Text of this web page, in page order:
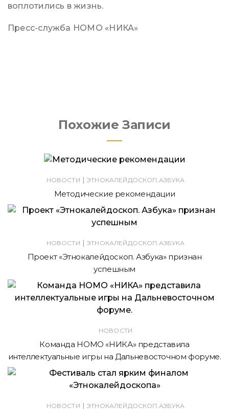
воплотились в жизнь.
Пресс-служба НОМО «НИКА»
Похожие Записи
НОВОСТИ | ЭТНОКАЛЕЙДОСКОП.АЗБУКА
Методические рекомендации
НОВОСТИ | ЭТНОКАЛЕЙДОСКОП.АЗБУКА
Проект «Этнокалейдоскоп. Азбука» признан
успешным
НОВОСТИ
Команда НОМО «НИКА» представила
интеллектуальные игры на Дальневосточном форуме.
НОВОСТИ | ЭТНОКАЛЕЙДОСКОП.АЗБУКА